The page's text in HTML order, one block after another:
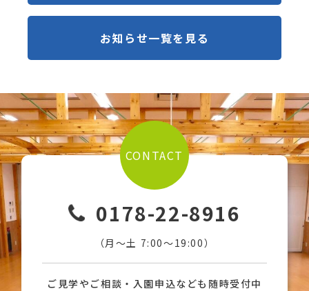
お知らせ一覧を見る
CONTACT
0178-22-8916
（月〜土 7:00〜19:00）
ご見学やご相談・入園申込なども随時受付中